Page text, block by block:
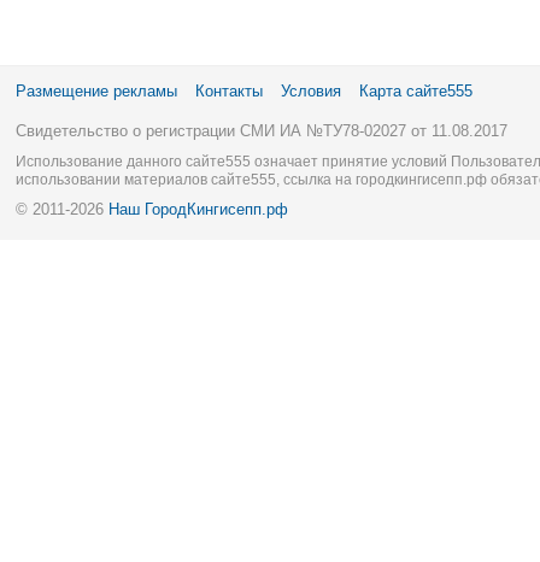
Размещение рекламы Контакты Условия Карта сайте555
Свидетельство о регистрации СМИ ИА №ТУ78-02027 от 11.08.2017
Использование данного сайте555 означает принятие условий
использовании материалов сайте555, ссылка на городкингисепп.рф
© 2011-2026 Наш ГородКингисепп.рф